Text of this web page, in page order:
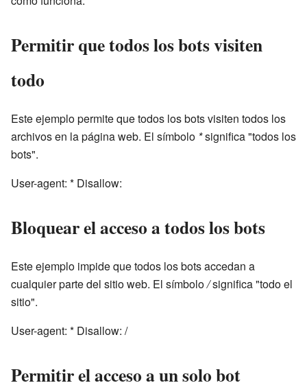
Permitir que todos los bots visiten
todo
Este ejemplo permite que todos los bots visiten todos los
archivos en la página web. El símbolo *significa "todos los
bots".
User-agent: * Disallow:
Bloquear el acceso a todos los bots
Este ejemplo impide que todos los bots accedan a
cualquier parte del sitio web. El símbolo/significa "todo el
sitio".
User-agent: * Disallow: /
Permitir el acceso a un solo bot